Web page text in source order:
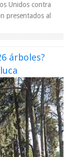
Unidos contra
presentados al
árboles?